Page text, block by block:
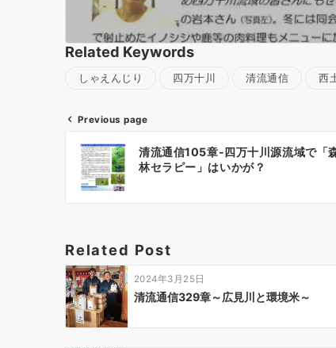
Related Keywords
しゃえんじり 四万十川 清流通信 西
投
ナ
ビ
シ
ョ
ン
Previous page
清流通信105章-四万十川源流域で「
林セラピー」はいかが？
Related Post
2024年3月25日
清流通信329章～広見川と環境米～